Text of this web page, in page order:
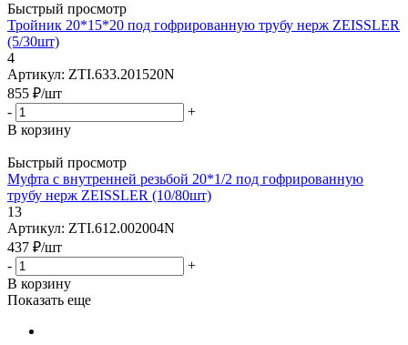
Быстрый просмотр
Тройник 20*15*20 под гофрированную трубу нерж ZEISSLER
(5/30шт)
4
Артикул: ZTI.633.201520N
855 ₽/шт
-
+
В корзину
Быстрый просмотр
Муфта с внутренней резьбой 20*1/2 под гофрированную
трубу нерж ZEISSLER (10/80шт)
13
Артикул: ZTI.612.002004N
437 ₽/шт
-
+
В корзину
Показать еще